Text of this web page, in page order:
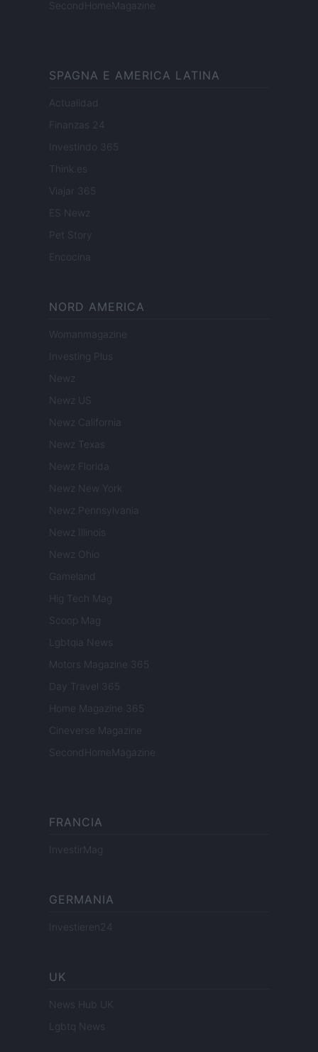
SecondHomeMagazine
SPAGNA E AMERICA LATINA
Actualidad
Finanzas 24
Investindo 365
Think.es
Viajar 365
ES Newz
Pet Story
Encocina
NORD AMERICA
Womanmagazine
Investing Plus
Newz
Newz US
Newz California
Newz Texas
Newz Florida
Newz New York
Newz Pennsylvania
Newz Illinois
Newz Ohio
Gameland
Hig Tech Mag
Scoop Mag
Lgbtqia News
Motors Magazine 365
Day Travel 365
Home Magazine 365
Cineverse Magazine
SecondHomeMagazine
FRANCIA
InvestirMag
GERMANIA
Investieren24
UK
News Hub UK
Lgbtq News